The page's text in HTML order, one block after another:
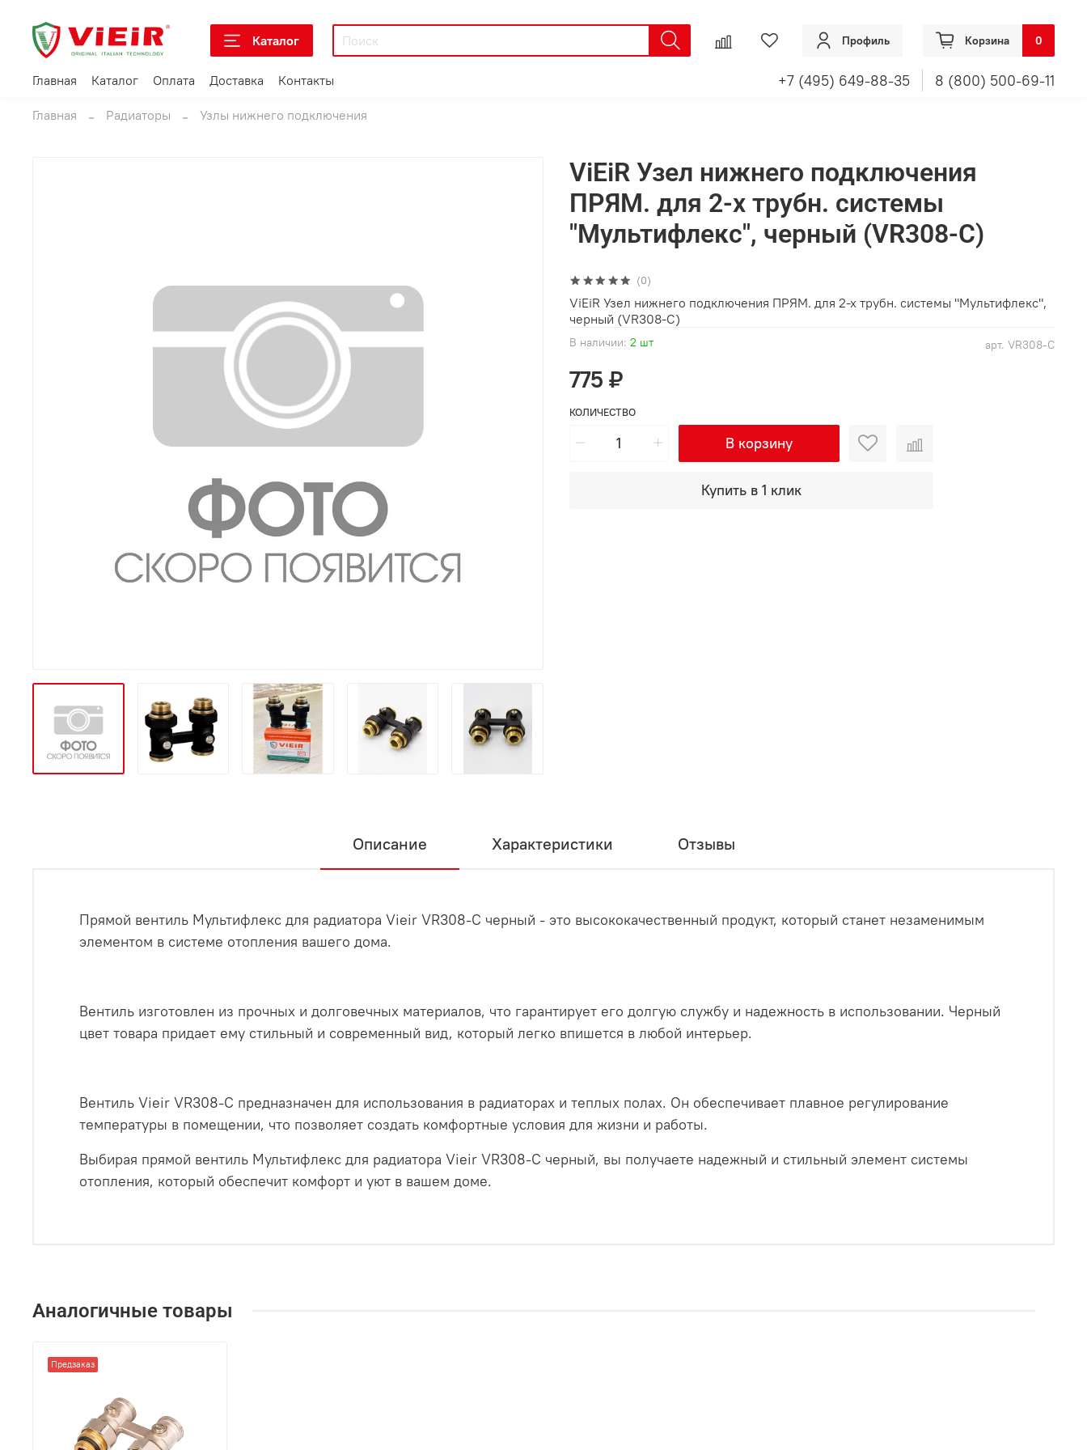
Каталог Профиль Корзина 0
Главная Каталог Оплата Доставка Контакты +7 (495) 649-88-35 8 (800) 500-69-11
Главная Радиаторы Узлы нижнего подключения
(0)
арт. VR308-C
В наличии: 2 шт
ViEiR Узел нижнего подключения
ПРЯМ. для 2-х трубн. системы
"Мультифлекс", черный (VR308-C)
775 ₽
КОЛИЧЕСТВО
В корзину
Купить в 1 клик
ViEiR Узел нижнего подключения ПРЯМ. для 2-х трубн. системы "Мультифлекс",
черный (VR308-C)
Описание Характеристики Отзывы
Прямой вентиль Мультифлекс для радиатора Vieir VR308-C черный - это высококачественный продукт, который станет незаменимым
элементом в системе отопления вашего дома.
Вентиль изготовлен из прочных и долговечных материалов, что гарантирует его долгую службу и надежность в использовании. Черный
цвет товара придает ему стильный и современный вид, который легко впишется в любой интерьер.
Вентиль Vieir VR308-C предназначен для использования в радиаторах и теплых полах. Он обеспечивает плавное регулирование
температуры в помещении, что позволяет создать комфортные условия для жизни и работы.
Выбирая прямой вентиль Мультифлекс для радиатора Vieir VR308-C черный, вы получаете надежный и стильный элемент системы
отопления, который обеспечит комфорт и уют в вашем доме.
Аналогичные товары
Предзаказ